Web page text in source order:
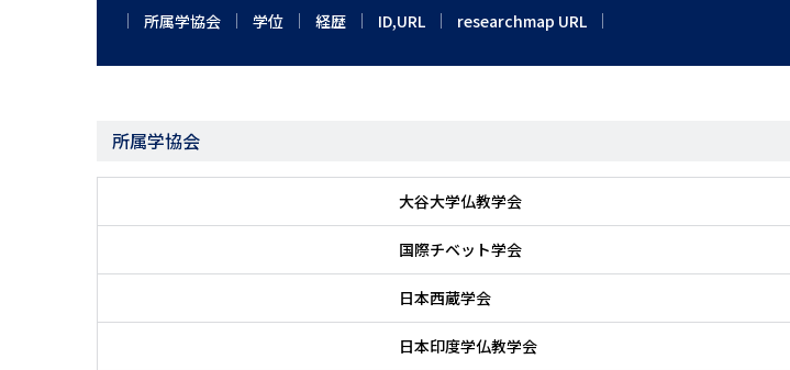
所属学協会 学位 経歴 ID,URL researchmap URL
所属学協会
大谷大学仏教学会
国際チベット学会
日本西蔵学会
日本印度学仏教学会